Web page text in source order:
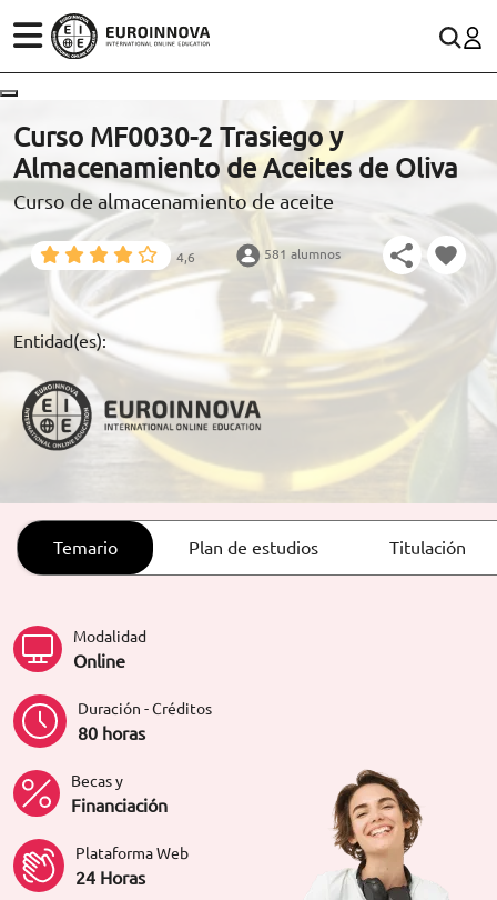
ESTUDIOS
CONOCE EUROINNOVA
BECAS Y FINANCIACIÓN
RECURSOS EDUCATIVOS
ARTÍCULOS
(+34)958 050 200 (gratuito en España)
900 831 200
formacion@euroinnova.com
TRABAJA CON NOSOTROS
Curso MF0030-2 Trasiego y
Almacenamiento de Aceites de Oliva
Curso de almacenamiento de aceite
4,6 581 alumnos
Entidad(es):
Temario Plan de estudios Titulación
Modalidad
Online
Duración - Créditos
80 horas
Becas y
Financiación
Plataforma Web
24 Horas